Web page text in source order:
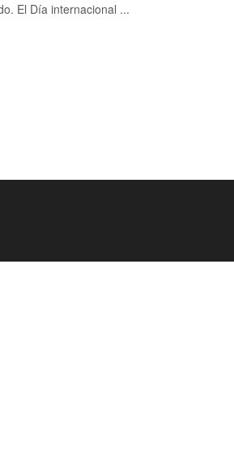
El Día internacional ...